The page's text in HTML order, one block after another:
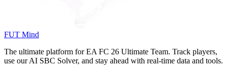
FUT Mind
The ultimate platform for EA FC 26 Ultimate Team. Track players,
use our AI SBC Solver, and stay ahead with real-time data and tools.